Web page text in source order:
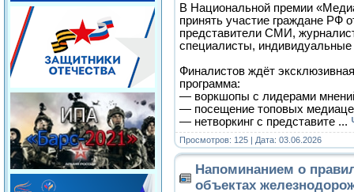
В Национальной премии
принять участие граждане РФ
представители СМИ,
специалисты,
Финалистов ждёт
программа:
— воркшопы с лидерами
— посещение топовых
— нетворкинг с представите ...
Просмотров: 125 | Дата: 03.06.2026
Напоминанием о
объектах